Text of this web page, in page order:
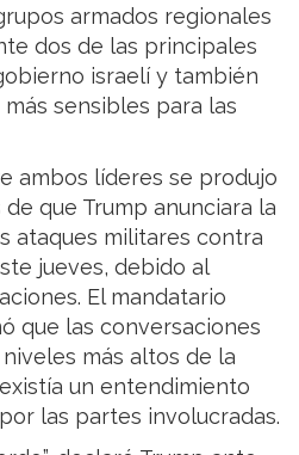
armados regionales
dos de las principales
israelí y también
sensibles para las
ambos líderes se produjo
que Trump anunciara la
ataques militares contra
jueves, debido al
El mandatario
que las conversaciones
más altos de la
un entendimiento
las partes involucradas.